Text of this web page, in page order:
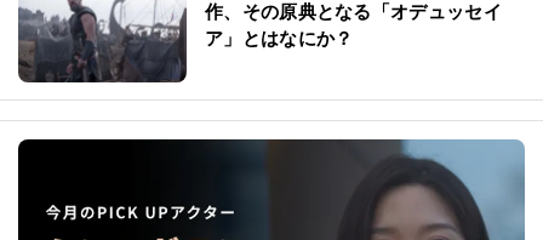
作、その原典となる「オデュッセイ
ア」とはなにか？